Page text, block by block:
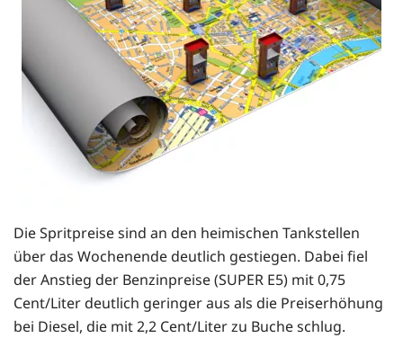
Die Spritpreise sind an den heimischen Tankstellen
über das Wochenende deutlich gestiegen. Dabei fiel
der Anstieg der Benzinpreise (SUPER E5) mit 0,75
Cent/Liter deutlich geringer aus als die Preiserhöhung
bei Diesel, die mit 2,2 Cent/Liter zu Buche schlug.